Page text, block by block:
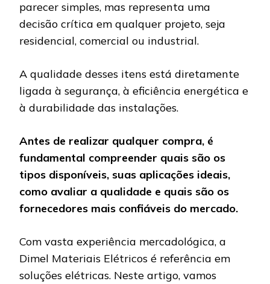
parecer simples, mas representa uma
decisão crítica em qualquer projeto, seja
residencial, comercial ou industrial.
A qualidade desses itens está diretamente
ligada à segurança, à eficiência energética e
à durabilidade das instalações.
Antes de realizar qualquer compra, é
fundamental compreender quais são os
tipos disponíveis, suas aplicações ideais,
como avaliar a qualidade e quais são os
fornecedores mais confiáveis do mercado.
Com vasta experiência mercadológica, a
Dimel Materiais Elétricos é referência em
soluções elétricas. Neste artigo, vamos